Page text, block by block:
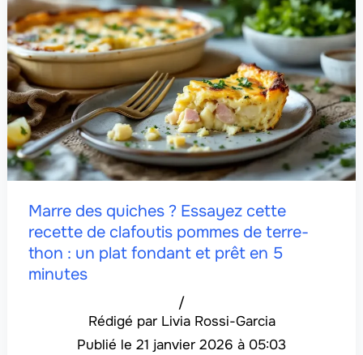
Marre des quiches ? Essayez cette
recette de clafoutis pommes de terre-
thon : un plat fondant et prêt en 5
minutes
Livia Rossi-Garcia
/
21 janvier 2026 à 05:03